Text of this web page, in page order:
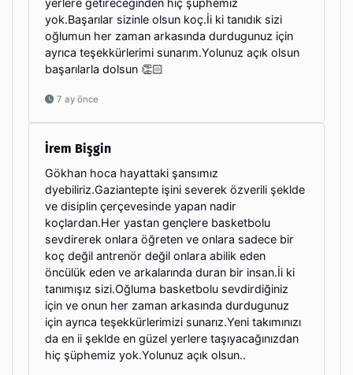
yok.Başarılar sizinle olsun koç.İi ki tanıdık sizi
oğlumun her zaman arkasında durdugunuz için
ayrıca teşekkürlerimi sunarım.Yolunuz açık olsun
başarılarla dolsun 👏🏻
7 ay önce
İrem Bişgin
Gökhan hoca hayattaki şansımız
dyebiliriz.Gaziantepte işini severek özverili şeklde
ve disiplin çerçevesinde yapan nadir
koçlardan.Her yastan gençlere basketbolu
sevdirerek onlara öğreten ve onlara sadece bir
koç değil antrenör değil onlara abilik eden
öncülük eden ve arkalarında duran bir insan.İi ki
tanımışız sizi.Oğluma basketbolu sevdirdiğiniz
için ve onun her zaman arkasında durdugunuz
için ayrıca teşekkürlerimizi sunarız.Yeni takımınızı
da en ii şeklde en güzel yerlere taşıyacağınızdan
hiç şüphemiz yok.Yolunuz açık olsun..